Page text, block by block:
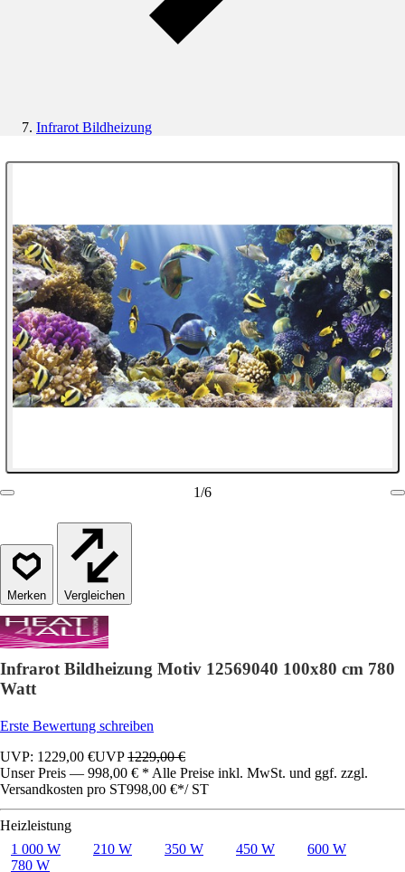
Infrarot Bildheizung
1/6
Vergleichen
Infrarot Bildheizung Motiv 12569040 100x80 cm 780
Watt
Erste Bewertung schreiben
UVP: 1229,00 €UVP1229,00 €
Unser Preis — 998,00 € * Alle Preise inkl. MwSt. und ggf. zzgl.
Versandkosten pro ST998,00 €*/ ST
Heizleistung
1 000 W
210 W 350 W 450 W
600 W
780 W